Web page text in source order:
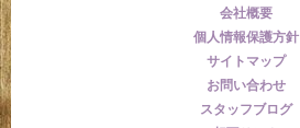
会社概要
個人情報保護方針
サイトマップ
お問い合わせ
スタッフブログ